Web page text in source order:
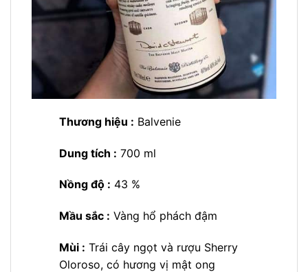
Thương hiệu : Balvenie
Dung tích : 700 ml
Nồng độ : 43 %
Mầu sắc : Vàng hổ phách đậm
Mùi : Trái cây ngọt và rượu Sherry
Oloroso, có hương vị mật ong